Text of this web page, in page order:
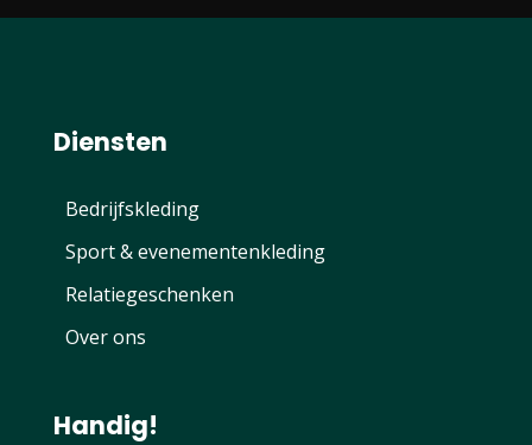
Diensten
Bedrijfskleding
Sport & evenementenkleding
Relatiegeschenken
Over ons
Handig!